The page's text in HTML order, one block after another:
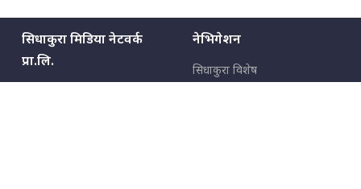
सिधाकुरा मिडिया नेटवर्क
प्रा.लि.
नेभिगेशन
सिधाकुरा विशेष